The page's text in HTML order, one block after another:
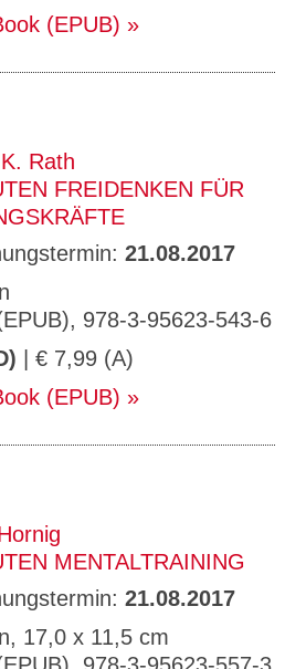
(EPUB)
Rath
FREIDENKEN FÜR
21.08.2017
978-3-95623-543-6
| € 7,99 (A)
(EPUB)
MENTALTRAINING
21.08.2017
17,0 x 11,5 cm